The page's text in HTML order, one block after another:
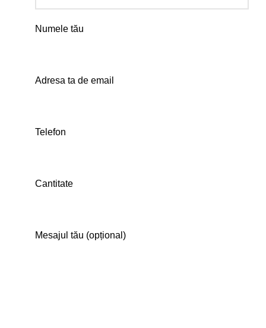
Numele tău
Adresa ta de email
Telefon
Cantitate
Mesajul tău (opțional)